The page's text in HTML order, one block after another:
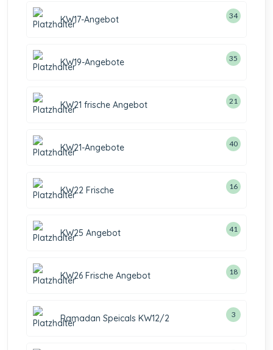
KW17-Angebot 34
KW19-Angebote 35
KW21 frische Angebot 21
KW21-Angebote 40
KW22 Frische 16
KW25 Angebot 41
KW26 Frische Angebot 18
Ramadan Speicals KW12/2 3